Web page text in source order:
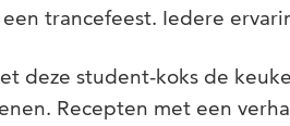
trancefeest. Iedere
deze student-koks de
Recepten met een